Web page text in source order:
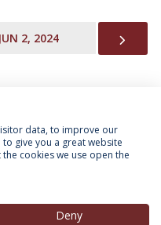
2, 2024
data, to improve our
give you a great website
cookies we use open the
Deny